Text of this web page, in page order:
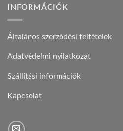
INFORMÁCIÓK
Általános szerződési feltételek
Adatvédelmi nyilatkozat
Szállítási információk
Kapcsolat